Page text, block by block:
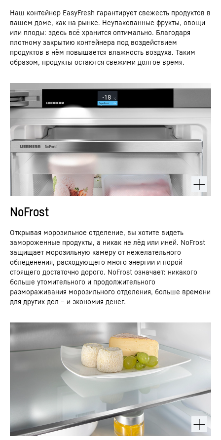
Наш контейнер EasyFresh гарантирует свежесть продуктов в
вашем доме, как на рынке. Неупакованные фрукты, овощи
или плоды: здесь всё хранится оптимально. Благодаря
плотному закрытию контейнера под воздействием
продуктов в нём повышается влажность воздуха. Таким
образом, продукты остаются свежими долгое время.
NoFrost
Открывая морозильное отделение, вы хотите видеть
замороженные продукты, а никак не лёд или иней. NoFrost
защищает морозильную камеру от нежелательного
обледенения, расходующего много энергии и порой
стоящего достаточно дорого. NoFrost означает: никакого
больше утомительного и продолжительного
размораживания морозильного отделения, больше времени
для других дел – и экономия денег.